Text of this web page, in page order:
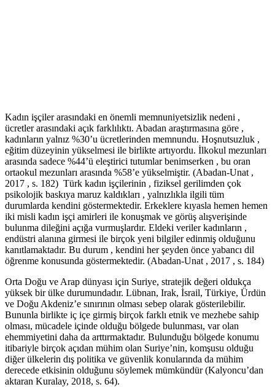
Kadın işçiler arasındaki en önemli memnuniyetsizlik nedeni ,
ücretler arasındaki açık farklılıktı. Abadan araştırmasına göre ,
kadınların yalnız %30’u ücretlerinden memnundu. Hoşnutsuzluk ,
eğitim düzeyinin yükselmesi ile birlikte artıyordu. İlkokul mezunları
arasında sadece %44’ü eleştirici tutumlar benimserken , bu oran
ortaokul mezunları arasında %58’e yükselmiştir. (Abadan-Unat ,
2017 , s. 182) Türk kadın işçilerinin , fiziksel gerilimden çok
psikolojik baskıya maruz kaldıkları , yalnızlıkla ilgili tüm
durumlarda kendini göstermektedir. Erkeklere kıyasla hemen hemen
iki misli kadın işçi amirleri ile konuşmak ve görüş alışverişinde
bulunma dileğini açığa vurmuşlardır. Eldeki veriler kadınların ,
endüstri alanına girmesi ile birçok yeni bilgiler edinmiş olduğunu
kanıtlamaktadır. Bu durum , kendini her şeyden önce yabancı dil
öğrenme konusunda göstermektedir. (Abadan-Unat , 2017 , s. 184)
Orta Doğu ve Arap dünyası için Suriye, stratejik değeri oldukça
yüksek bir ülke durumundadır. Lübnan, Irak, İsrail, Türkiye, Ürdün
ve Doğu Akdeniz’e sınırının olması sebep olarak gösterilebilir.
Bununla birlikte iç içe girmiş birçok farklı etnik ve mezhebe sahip
olması, mücadele içinde olduğu bölgede bulunması, var olan
ehemmiyetini daha da arttırmaktadır. Bulunduğu bölgede konumu
itibariyle birçok açıdan mühim olan Suriye’nin, komşusu olduğu
diğer ülkelerin dış politika ve güvenlik konularında da mühim
derecede etkisinin olduğunu söylemek mümkündür (Kalyoncu’dan
aktaran Kuralay, 2018, s. 64).